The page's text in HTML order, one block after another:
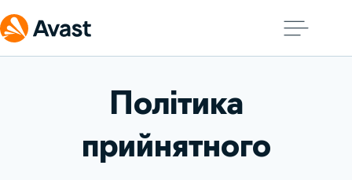
Політика
прийнятного